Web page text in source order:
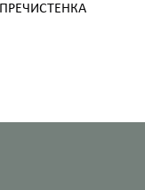
ПРЕЧИСТЕНКА